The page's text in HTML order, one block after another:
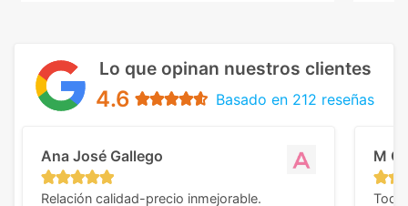
Lo que opinan nuestros clientes
4.6 Basado en 212 reseñas
Ana José Gallego
Relación calidad-precio inmejorable.
M C
Todo